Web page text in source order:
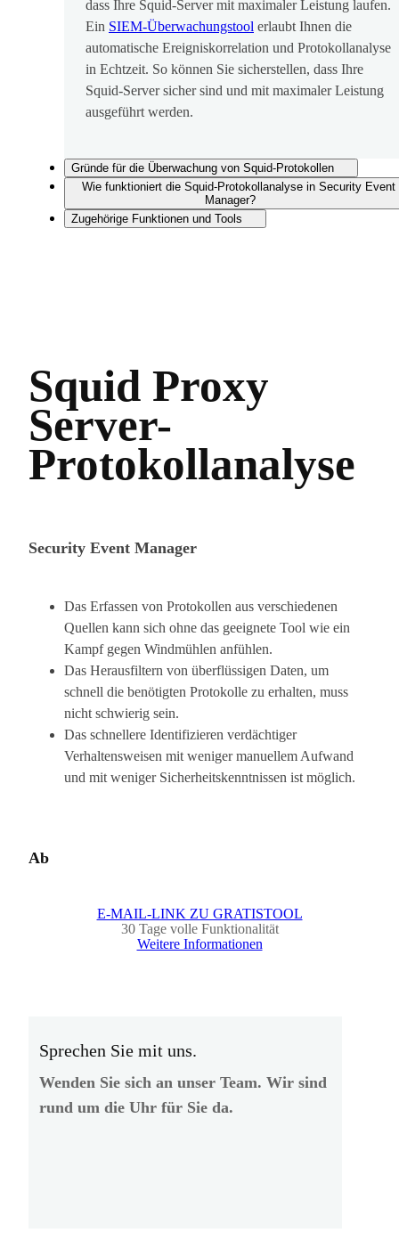
dass Ihre Squid-Server mit maximaler Leistung laufen.
Ein SIEM-Überwachungstool erlaubt Ihnen die
automatische Ereigniskorrelation und Protokollanalyse
in Echtzeit. So können Sie sicherstellen, dass Ihre
Squid-Server sicher sind und mit maximaler Leistung
ausgeführt werden.
Gründe für die Überwachung von Squid-Protokollen
Wie funktioniert die Squid-Protokollanalyse in Security Event
Manager?
Zugehörige Funktionen und Tools
Squid Proxy
Server-
Protokollanalyse
Security Event Manager
Das Erfassen von Protokollen aus verschiedenen
Quellen kann sich ohne das geeignete Tool wie ein
Kampf gegen Windmühlen anfühlen.
Das Herausfiltern von überflüssigen Daten, um
schnell die benötigten Protokolle zu erhalten, muss
nicht schwierig sein.
Das schnellere Identifizieren verdächtiger
Verhaltensweisen mit weniger manuellem Aufwand
und mit weniger Sicherheitskenntnissen ist möglich.
Ab
E-MAIL-LINK ZU GRATISTOOL
30 Tage volle Funktionalität
Weitere Informationen
Sprechen Sie mit uns.
Wenden Sie sich an unser Team. Wir sind
rund um die Uhr für Sie da.